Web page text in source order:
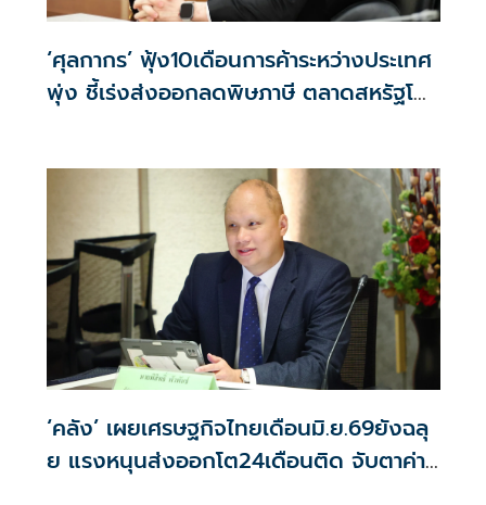
‘ศุลกากร’ ฟุ้ง10เดือนการค้าระหว่างประเทศ
พุ่ง ชี้เร่งส่งออกลดพิษภาษี ตลาดสหรัฐโต
‘คลัง’ เผยเศรษฐกิจไทยเดือนมิ.ย.69ยังฉลุ
ย แรงหนุนส่งออกโต24เดือนติด จับตาค่า